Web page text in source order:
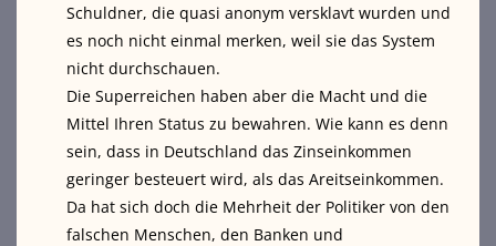
Schuldner, die quasi anonym versklavt wurden und
es noch nicht einmal merken, weil sie das System
nicht durchschauen.
Die Superreichen haben aber die Macht und die
Mittel Ihren Status zu bewahren. Wie kann es denn
sein, dass in Deutschland das Zinseinkommen
geringer besteuert wird, als das Areitseinkommen.
Da hat sich doch die Mehrheit der Politiker von den
falschen Menschen, den Banken und